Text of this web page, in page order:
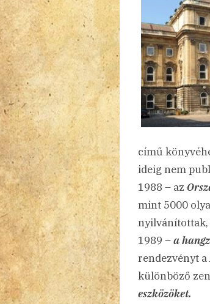
című
ideig nem
1988 – az
mint 5000
nyilvánítottak,
1989 –a
rendezvényt a
különböző
eszközöket.